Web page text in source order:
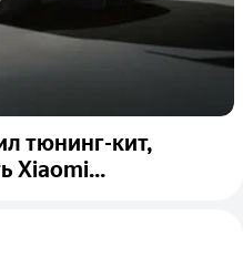
тюнинг-кит,
Xiaomi...